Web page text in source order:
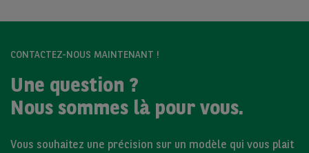
CONTACTEZ-NOUS MAINTENANT !
Une question ?
Nous sommes là pour vous.
Vous souhaitez une précision sur un modèle qui vous plait